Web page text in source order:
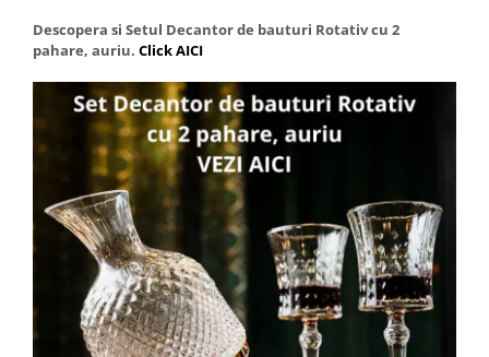
Descopera si Setul Decantor de bauturi Rotativ cu 2
pahare, auriu. Click AICI